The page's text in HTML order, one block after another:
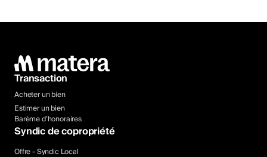
Transaction
Acheter un bien
Estimer un bien
Barème d’honoraires
Syndic de copropriété
Offre - Syndic Local